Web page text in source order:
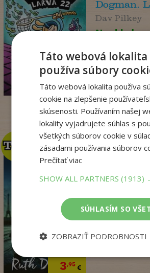
14,95 €
12 ,86 €
Dogman.
Dav Pilkey
Na sklade
3,95€
TOP
TOP
Kým Paríž
Na sklade
Táto webová lokalita
používa súbory
Táto webová lokalita používa
cookie na zlepšenie
skúsenosti. Používaním našej
lokality vyjadrujete súhlas s
všetkých súborov cookie v
zásadami používania súborov
Prečítať viac
SHOW ALL PARTNERS(1913)
SÚHLASÍM SO
ZOBRAZIŤ PODROBNOSTI